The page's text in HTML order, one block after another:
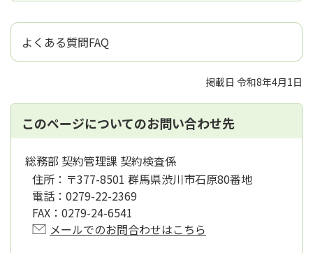
よくある質問FAQ
掲載日 令和8年4月1日
このページについてのお問い合わせ先
総務部 契約管理課 契約検査係
住所： 〒377-8501 群馬県渋川市石原80番地
電話： 0279-22-2369
FAX： 0279-24-6541
メールでのお問合わせはこちら